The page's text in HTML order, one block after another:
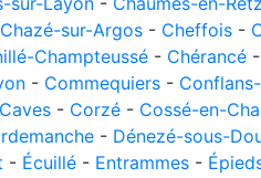
Chazé-sur-Argos - Cheffois -
Champteussé - Chérancé -
- Commequiers -
- Corzé - Cossé-en-
- Dénezé-sous-
- Écuillé - Entrammes -